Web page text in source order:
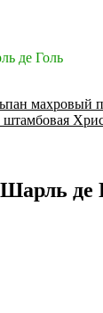
де Голь
махровый
штамбовая
де